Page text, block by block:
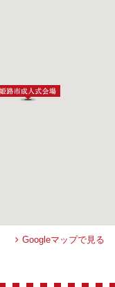
Googleマップで見る